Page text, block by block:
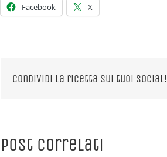
Facebook X
Condividi la ricetta sui tuoi Social!
Post correlati